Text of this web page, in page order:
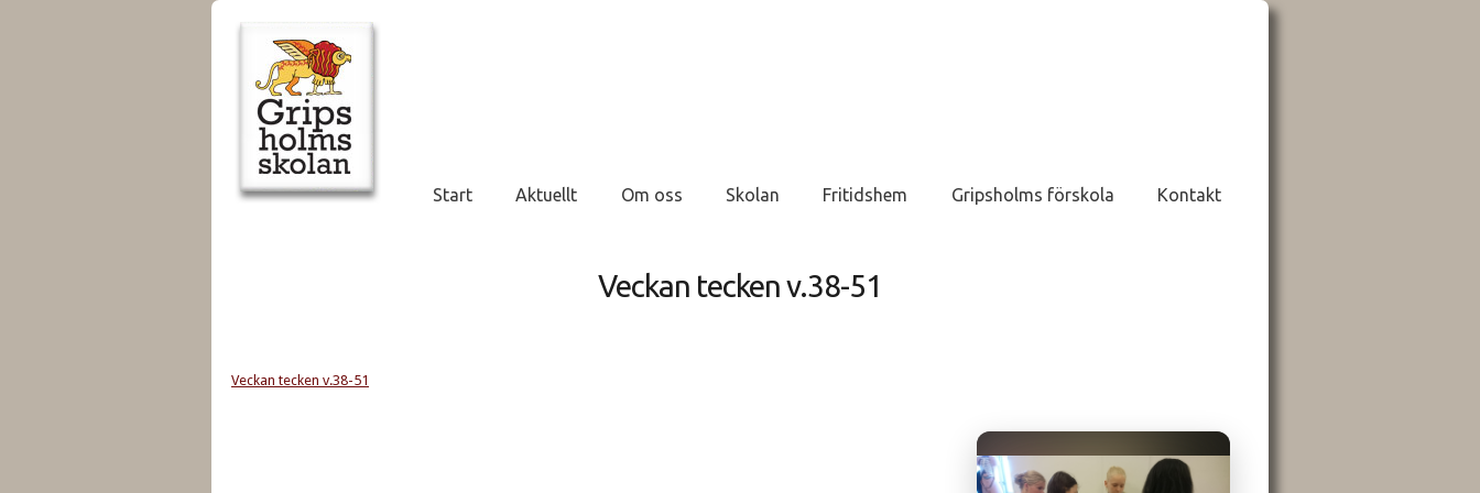
Start Aktuellt Om oss Skolan Fritidshem Gripsholms förskola Kontakt
Veckan tecken v.38-51
Veckan tecken v.38-51